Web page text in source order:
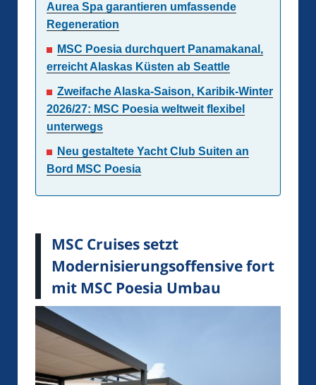
Aurea Spa garantieren umfassende
Regeneration
MSC Poesia durchquert Panamakanal,
erreicht Alaskas Küsten ab Seattle
Zweifache Alaska-Saison, Karibik-Winter
2026/27: MSC Poesia weltweit flexibel
unterwegs
Neu gestaltete Yacht Club Suiten an
Bord MSC Poesia
MSC Cruises setzt
Modernisierungsoffensive fort
mit MSC Poesia Umbau